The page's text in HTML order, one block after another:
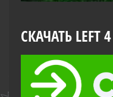
СКАЧАТЬ LEFT